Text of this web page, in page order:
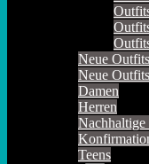
Neue
Neue
Damen
Herren
Teens